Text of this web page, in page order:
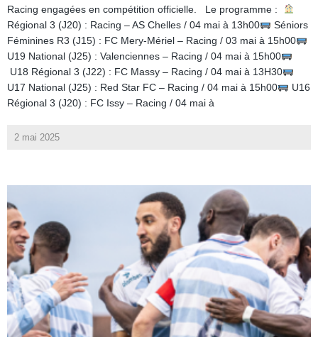
Racing engagées en compétition officielle. Le programme :
Régional 3 (J20) : Racing – AS Chelles / 04 mai à 13h00
Séniors
Féminines R3 (J15) : FC Mery-Mériel – Racing / 03 mai à 15h00
U19 National (J25) : Valenciennes – Racing / 04 mai à 15h00
U18 Régional 3 (J22) : FC Massy – Racing / 04 mai à 13H30
U17 National (J25) : Red Star FC – Racing / 04 mai à 15h00
U16
Régional 3 (J20) : FC Issy – Racing / 04 mai à
2 mai 2025